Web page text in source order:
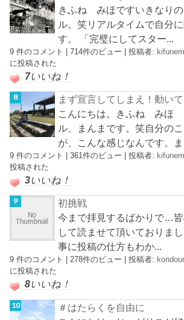
きふね みほですいきなりの
ル。笑リアルタイムで自分
す。 「完璧にしてスター...
9 件のコメント |714件のビュー |投稿者:
に投稿された
7いいね！
まず宣言してしまえ！動いて
こんにちは。きふね みほ
ル、まんまです。笑自分の
が、こんな感じなんです。
9 件のコメント |361件のビュー |投稿者:
投稿された
3いいね！
初挑戦
今まで拝見するばかりで…
して読ませて頂いておりま
事に投稿の仕方もわか...
9 件のコメント |278件のビュー |投稿者:
に投稿された
8いいね！
＃はたらくを自由に